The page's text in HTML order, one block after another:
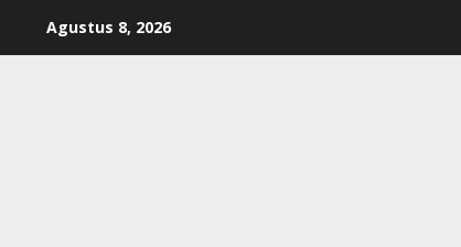
Agustus 8, 2026